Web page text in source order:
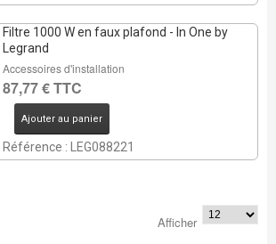
Filtre 1000 W en faux plafond - In One by
Legrand
Accessoires d'installation
87,77 € TTC
Ajouter au panier
Référence : LEG088221
Afficher